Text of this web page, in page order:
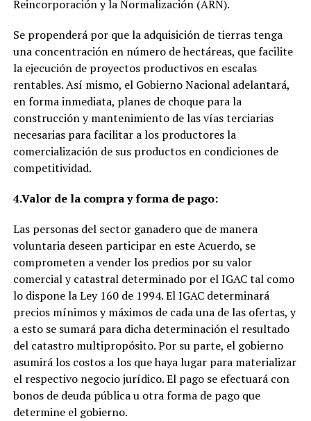
Reincorporación y la Normalización (ARN).
Se propenderá por que la adquisición de tierras tenga
una concentración en número de hectáreas, que facilite
la ejecución de proyectos productivos en escalas
rentables. Así mismo, el Gobierno Nacional adelantará,
en forma inmediata, planes de choque para la
construcción y mantenimiento de las vías terciarias
necesarias para facilitar a los productores la
comercialización de sus productos en condiciones de
competitividad.
4.Valor de la compra y forma de pago:
Las personas del sector ganadero que de manera
voluntaria deseen participar en este Acuerdo, se
comprometen a vender los predios por su valor
comercial y catastral determinado por el IGAC tal como
lo dispone la Ley 160 de 1994. El IGAC determinará
precios mínimos y máximos de cada una de las ofertas, y
a esto se sumará para dicha determinación el resultado
del catastro multipropósito. Por su parte, el gobierno
asumirá los costos a los que haya lugar para materializar
el respectivo negocio jurídico. El pago se efectuará con
bonos de deuda pública u otra forma de pago que
determine el gobierno.